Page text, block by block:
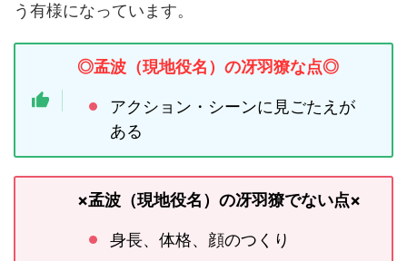
う有様になっています。
◎孟波（現地役名）の冴羽獠な点◎
アクション・シーンに見ごたえが
ある
×孟波（現地役名）の冴羽獠でない点×
身長、体格、顔のつくり